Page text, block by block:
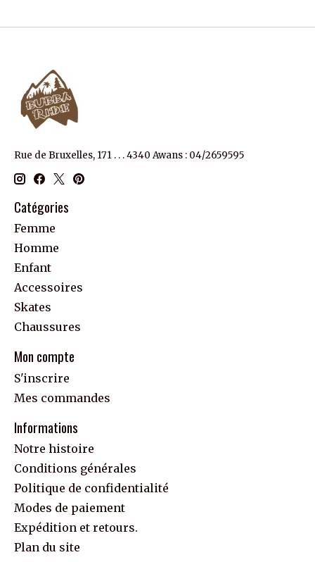
Rue de Bruxelles, 171 . . . 4340 Awans : 04/2659595
Catégories
Femme
Homme
Enfant
Accessoires
Skates
Chaussures
Mon compte
S'inscrire
Mes commandes
Informations
Notre histoire
Conditions générales
Politique de confidentialité
Modes de paiement
Expédition et retours.
Plan du site